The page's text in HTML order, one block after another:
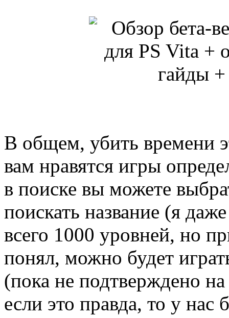
В общем, убить времени
вам нравятся игры
в поиске вы можете
поискать название (я
всего 1000 уровней, но
понял, можно будет
(пока не подтверждено
если это правда, то у